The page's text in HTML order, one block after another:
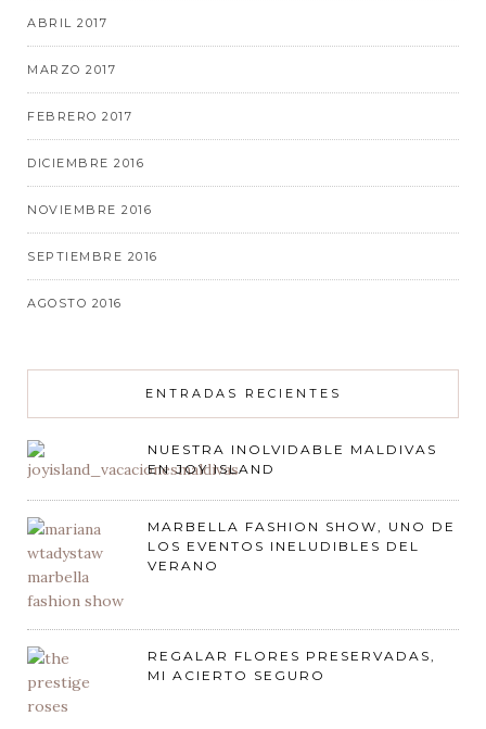
ABRIL 2017
MARZO 2017
FEBRERO 2017
DICIEMBRE 2016
NOVIEMBRE 2016
SEPTIEMBRE 2016
AGOSTO 2016
ENTRADAS RECIENTES
NUESTRA INOLVIDABLE MALDIVAS
EN JOY ISLAND
MARBELLA FASHION SHOW, UNO DE
LOS EVENTOS INELUDIBLES DEL
VERANO
REGALAR FLORES PRESERVADAS,
MI ACIERTO SEGURO